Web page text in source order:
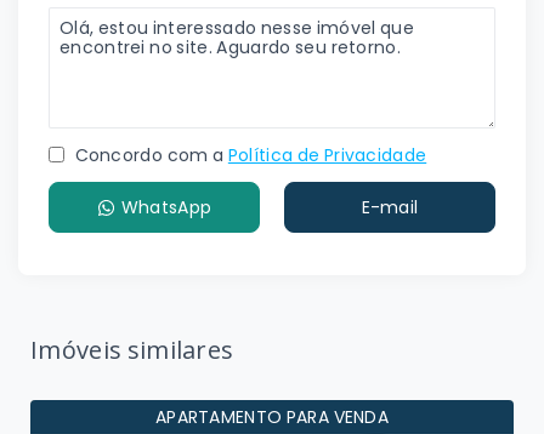
Concordo com a Política de Privacidade
WhatsApp E-mail
Imóveis similares
APARTAMENTO PARA VENDA